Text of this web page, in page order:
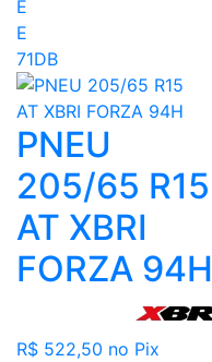
E
E
71DB
PNEU
205/65 R15
AT XBRI
FORZA 94H
R$ 522,50 no Pix